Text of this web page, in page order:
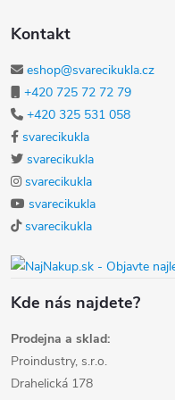
Kontakt
eshop@svarecikukla.cz
+420 725 72 72 79
+420 325 531 058
svarecikukla
svarecikukla
svarecikukla
svarecikukla
svarecikukla
Kde nás najdete?
Prodejna a sklad:
Proindustry, s.r.o.
Drahelická 178